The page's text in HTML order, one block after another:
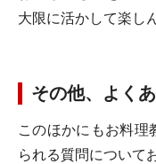
大限に活かして楽し
その他、よく
このほかにもお料理
られる質問について